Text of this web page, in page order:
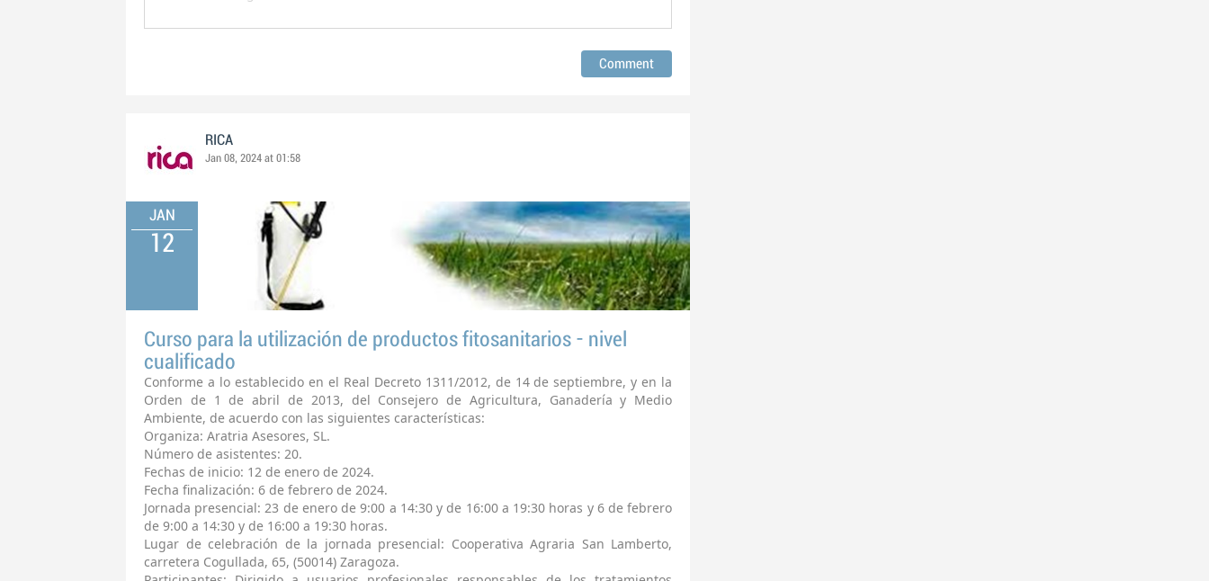
RICA
Jan 08, 2024 at 01:58
JAN
12
Curso para la utilización de productos fitosanitarios - nivel
cualificado
Conforme a lo establecido en el Real Decreto 1311/2012, de 14 de septiembre, y en la
Orden de 1 de abril de 2013, del Consejero de Agricultura, Ganadería y Medio
Ambiente, de acuerdo con las siguientes características:
Organiza: Aratria Asesores, SL.
Número de asistentes: 20.
Fechas de inicio: 12 de enero de 2024.
Fecha finalización: 6 de febrero de 2024.
Jornada presencial: 23 de enero de 9:00 a 14:30 y de 16:00 a 19:30 horas y 6 de febrero
de 9:00 a 14:30 y de 16:00 a 19:30 horas.
Lugar de celebración de la jornada presencial: Cooperativa Agraria San Lamberto,
carretera Cogullada, 65, (50014) Zaragoza.